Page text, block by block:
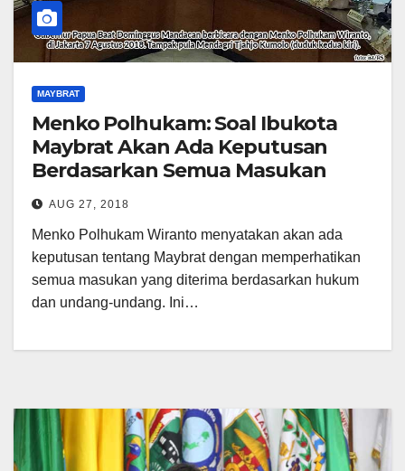
MAYBRAT
Menko Polhukam: Soal Ibukota
Maybrat Akan Ada Keputusan
Berdasarkan Semua Masukan
AUG 27, 2018
Menko Polhukam Wiranto menyatakan akan ada
keputusan tentang Maybrat dengan memperhatikan
semua masukan yang diterima berdasarkan hukum
dan undang-undang. Ini…